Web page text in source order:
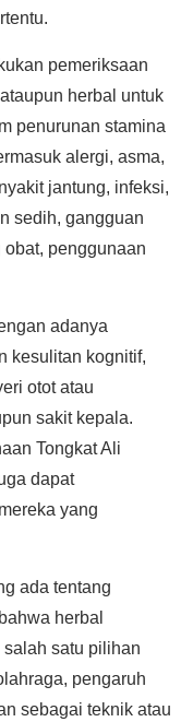
pemeriksaan
herbal untuk
penurunan stamina
alergi, asma,
jantung, infeksi,
sedih, gangguan
penggunaan
adanya
kesulitan kognitif,
otot atau
sakit kepala.
Tongkat Ali
dapat
yang
ada tentang
herbal
satu pilihan
pengaruh
sebagai teknik atau